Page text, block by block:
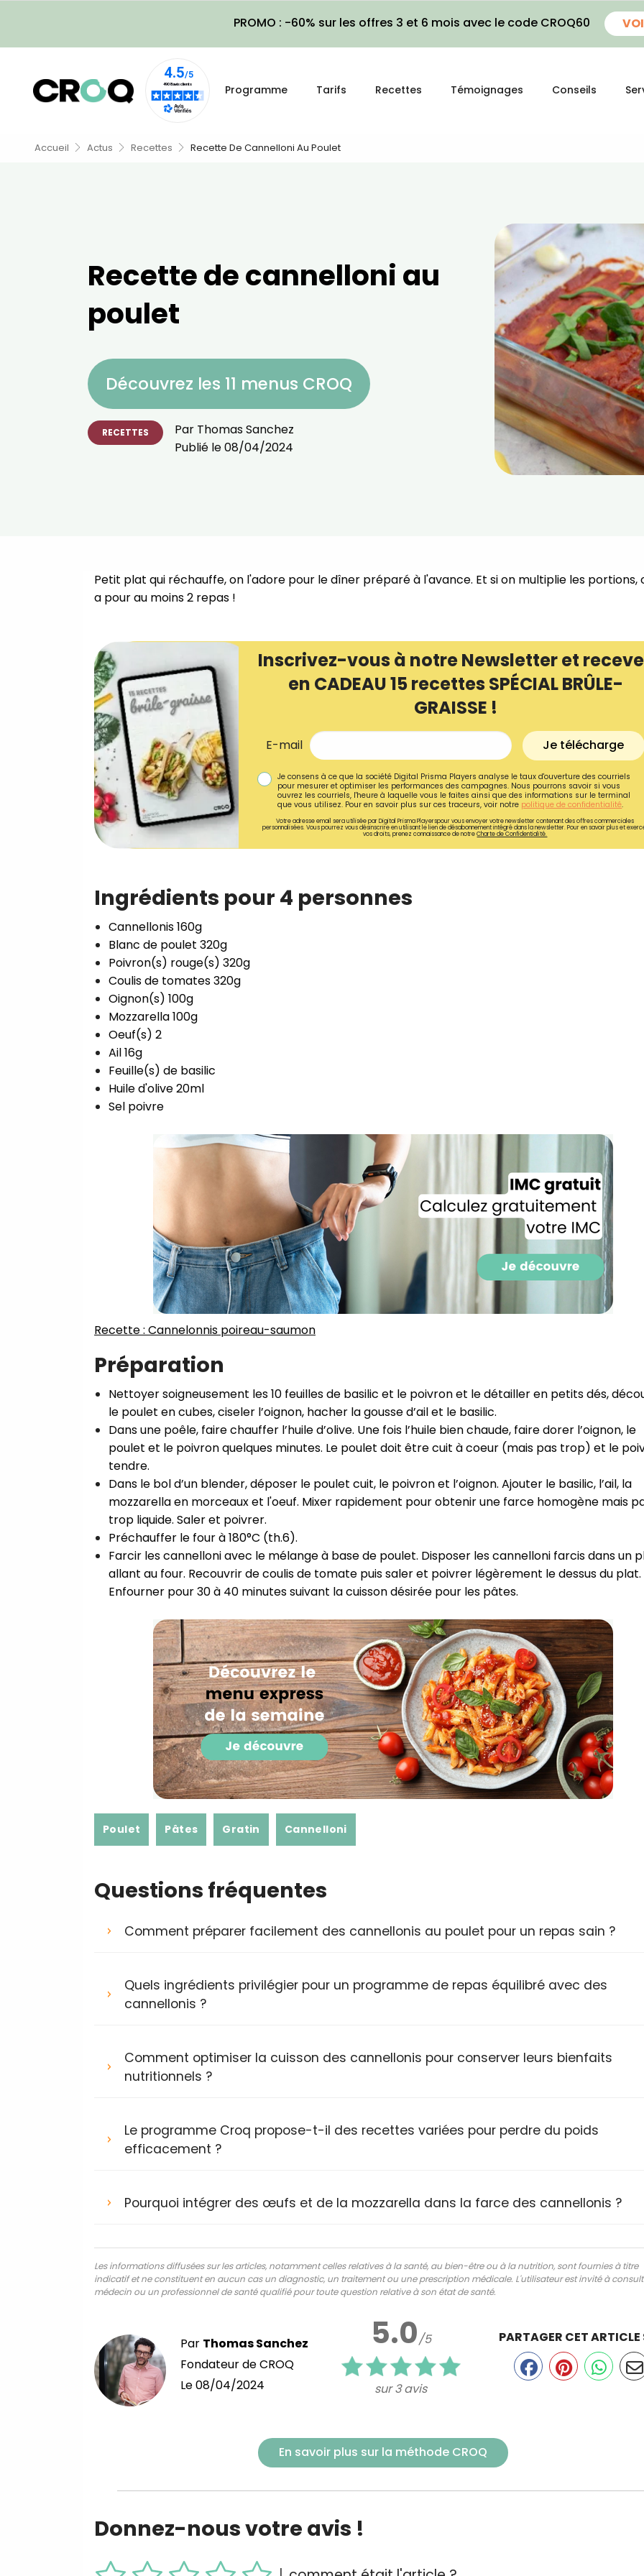
PROMO : -60% sur les offres 3 et 6 mois avec le code CROQ60
Programme Tarifs Recettes Témoignages Conseils
Accueil Actus Recettes Recette De Cannelloni Au Poulet
Recette de cannelloni au
poulet
Découvrez les 11 menus CROQ
RECETTES Par Thomas Sanchez
Publié le08/04/2024
Petit plat qui réchauffe, on l'adore pour le dîner préparé à l'avance.⁣ Et si on multiplie les portions,
a pour au moins 2 repas !⁣
Inscrivez-vous à notre Newsletter et
en CADEAU 15 recettes SPÉCIAL BRÛLE-
GRAISSE !
E-mail Je télécharge
Je consens à ce que la société Digital Prisma Players analyse le taux d'ouverture des courriels
pour mesurer et optimiser les performances des campagnes. Nous pourrons savoir si vous
ouvrez les courriels, l'heure à laquelle vous le faites ainsi que des informations sur le terminal
que vous utilisez. Pour en savoir plus sur ces traceurs, voir notre politique de confidentialité.
Votre adresse email sera utilisée par Digital Prisma Playerspour vous envoyer votre newsletter contenant des offres commerciales
personnalisées. Vous pourrez vous désinscrire en utilisant le lien de désabonnement intégré dans la newsletter. Pour en savoir plus et
vos droits, prenez connaissance de notreCharte de Confidentialité.
Ingrédients pour 4 personnes
Cannellonis 160g⁣
Blanc de poulet 320g⁣
Poivron(s) rouge(s) 320g⁣
Coulis de tomates 320g⁣
Oignon(s) 100g⁣
Mozzarella 100g⁣
Oeuf(s) 2⁣
Ail 16g⁣
Feuille(s) de basilic⁣
Huile d'olive 20ml⁣
Sel poivre⁣
Recette : Cannelonnis poireau-saumon
Préparation
Nettoyer soigneusement les 10 feuilles de basilic et le poivron et le détailler en petits dés,
le poulet en cubes, ciseler l’oignon, hacher la gousse d’ail et le basilic.⁣
Dans une poêle, faire chauffer l’huile d’olive. Une fois l’huile bien chaude, faire dorer l’oignon, le
poulet et le poivron quelques minutes. Le poulet doit être cuit à coeur (mais pas trop) et le
tendre.⁣
Dans le bol d’un blender, déposer le poulet cuit, le poivron et l’oignon. Ajouter le basilic, l’ail, la
mozzarella en morceaux et l'oeuf. Mixer rapidement pour obtenir une farce homogène mais
trop liquide. Saler et poivrer.⁣
Préchauffer le four à 180°C (th.6).⁣
Farcir les cannelloni avec le mélange à base de poulet. Disposer les cannelloni farcis dans un
allant au four. Recouvrir de coulis de tomate puis saler et poivrer légèrement le dessus du plat.
Enfourner pour 30 à 40 minutes suivant la cuisson désirée pour les pâtes.⁣
Poulet Pâtes Gratin Cannelloni
Questions fréquentes
Comment préparer facilement des cannellonis au poulet pour un repas sain ?
Quels ingrédients privilégier pour un programme de repas équilibré avec des
cannellonis ?
Comment optimiser la cuisson des cannellonis pour conserver leurs bienfaits
nutritionnels ?
Le programme Croq propose-t-il des recettes variées pour perdre du poids
efficacement ?
Pourquoi intégrer des œufs et de la mozzarella dans la farce des cannellonis ?
Les informations diffusées sur les articles, notamment celles relatives à la santé, au bien-être ou à la nutrition, sont fournies à titre
indicatif et ne constituent en aucun cas un diagnostic, un traitement ou une prescription médicale. L'utilisateur est invité à
médecin ou un professionnel de santé qualifié pour toute question relative à son état de santé.
Par Thomas Sanchez
Fondateur de CROQ
Le08/04/2024
5.0/5
sur 3 avis
PARTAGER CET ARTICLE
En savoir plus sur la méthode CROQ
Donnez-nous votre avis !
Recevez
recettes inédites de
Ainsi que la newsletter
CROQ.
des courriels pour mesurer et
performances des campagnes.
pourrons savoir si vous ouvrez les
l'heure à laquelle vous le faites
des informations sur le terminal
utilisez. Pour en savoir plus sur ces
Je reçois mon cadeau !
personnalisées. Vous pourrez vous désinscrire en
désabonnement intégré dans la newsletter. Pour en
exercer vos droits, prenez connaissance de notre Charte
Confidentialité.